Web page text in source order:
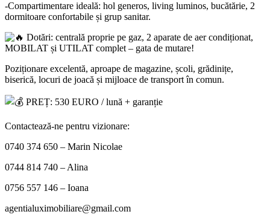
-Compartimentare ideală: hol generos, living luminos, bucătărie, 2
dormitoare confortabile și grup sanitar.
Dotări: centrală proprie pe gaz, 2 aparate de aer condiționat,
MOBILAT și UTILAT complet – gata de mutare!
Poziționare excelentă, aproape de magazine, școli, grădinițe,
biserică, locuri de joacă și mijloace de transport în comun.
PREȚ: 530 EURO / lună + garanție
Contactează-ne pentru vizionare:
0740 374 650 – Marin Nicolae
0744 814 740 – Alina
0756 557 146 – Ioana
agentialuximobiliare@gmail.com